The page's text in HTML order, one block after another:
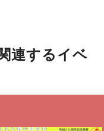
連するイベ